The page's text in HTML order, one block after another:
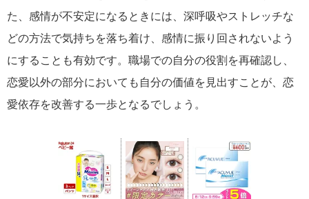
た、感情が不安定になるときには、深呼吸やストレッチな
どの方法で気持ちを落ち着け、感情に振り回されないよう
にすることも有効です。職場での自分の役割を再確認し、
恋愛以外の部分においても自分の価値を見出すことが、恋
愛依存を改善する一歩となるでしょう。